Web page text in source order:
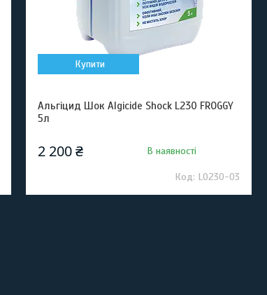
Купити
Альгіцид Шок Algicide Shock L230 FROGGY
5л
2 200 ₴ В наявності
L0230-03